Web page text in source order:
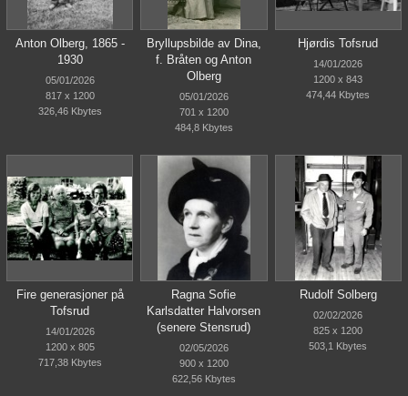
Anton Olberg, 1865 -
1930
05/01/2026
817 x 1200
326,46 Kbytes
Bryllupsbilde av Dina,
f. Bråten og Anton
Olberg
05/01/2026
701 x 1200
484,8 Kbytes
Hjørdis Tofsrud
14/01/2026
1200 x 843
474,44 Kbytes
Fire generasjoner på
Tofsrud
14/01/2026
1200 x 805
717,38 Kbytes
Ragna Sofie
Karlsdatter Halvorsen
(senere Stensrud)
02/05/2026
900 x 1200
622,56 Kbytes
Rudolf Solberg
02/02/2026
825 x 1200
503,1 Kbytes